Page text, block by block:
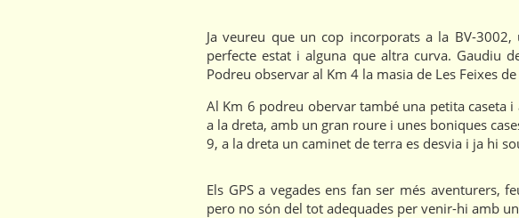
Ja veureu que un cop incorporats a la BV-
perfecte estat i alguna que altra curva. Gaudiu
Podreu observar al Km 4 la masia de Les Feixes
Al Km 6 podreu obervar també una petita caseta
a la dreta, amb un gran roure i unes boniques
9, a la dreta un caminet de terra es desvia i ja hi
Els GPS a vegades ens fan ser més aventurers,
pero no són del tot adequades per venir-hi amb